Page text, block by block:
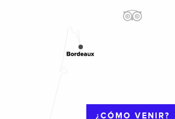
¿CÓMO VENIR?